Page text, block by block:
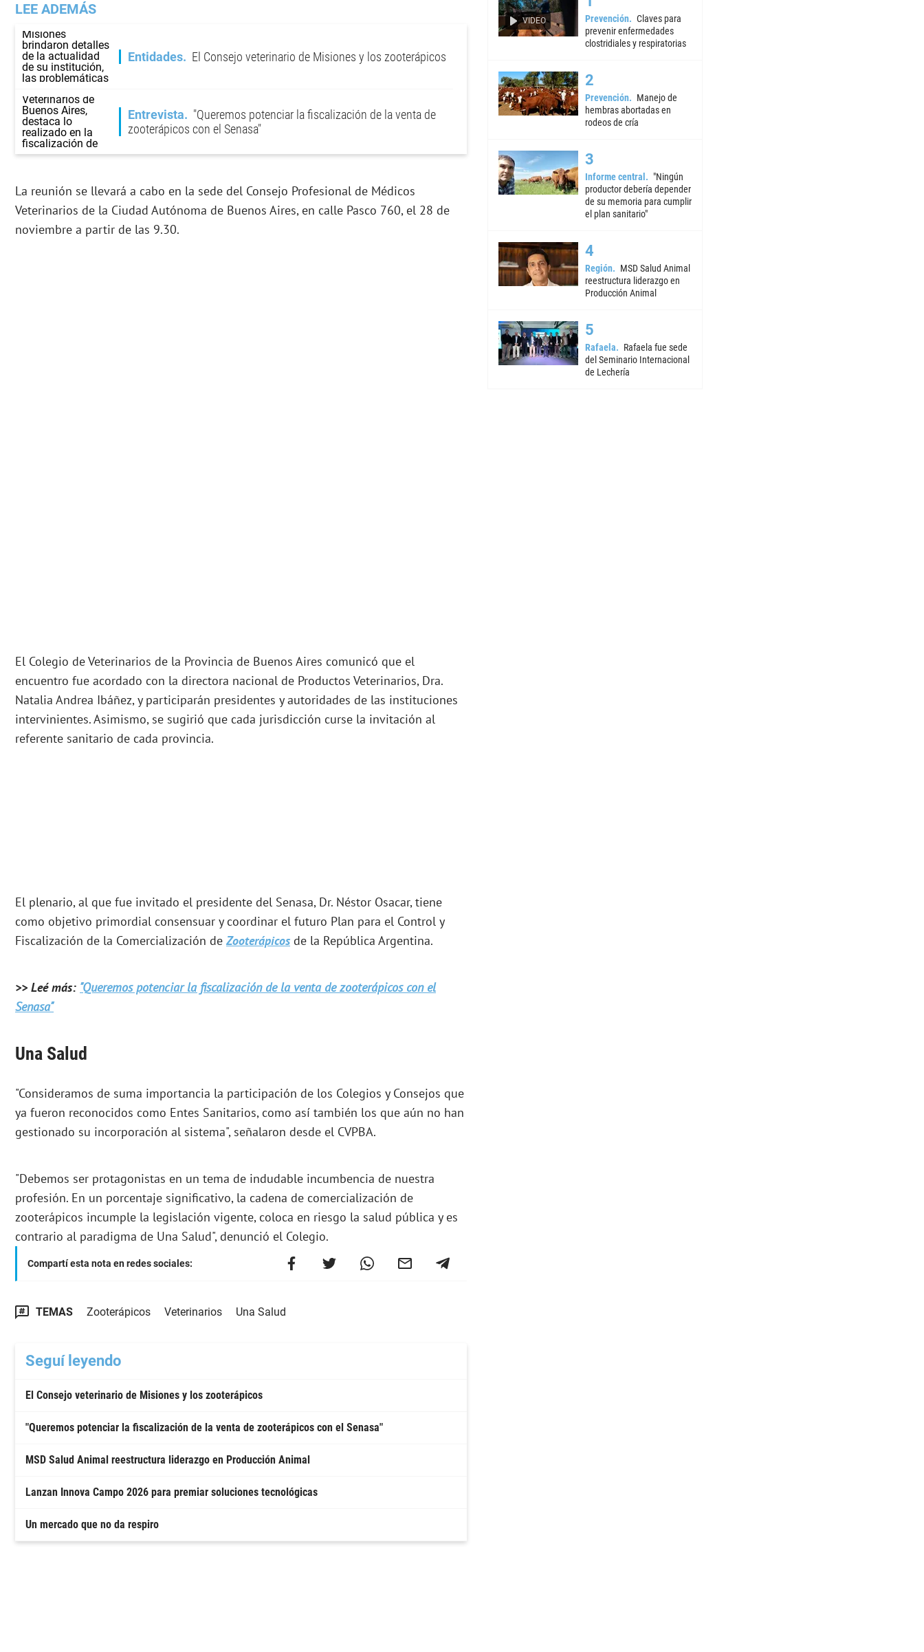
LEE ADEMÁS
Entidades El Consejo veterinario de Misiones y los zooterápicos
Entrevista
"Queremos potenciar la fiscalización de la venta de
zooterápicos con el Senasa"
La reunión se llevará a cabo en la sede del Consejo Profesional de Médicos
Veterinarios de la Ciudad Autónoma de Buenos Aires, en calle Pasco 760, el 28 de
noviembre a partir de las 9.30.
El Colegio de Veterinarios de la Provincia de Buenos Aires comunicó que el
encuentro fue acordado con la directora nacional de Productos Veterinarios, Dra.
Natalia Andrea Ibáñez, y participarán presidentes y autoridades de las instituciones
intervinientes. Asimismo, se sugirió que cada jurisdicción curse la invitación al
referente sanitario de cada provincia.
El plenario, al que fue invitado el presidente del Senasa, Dr. Néstor Osacar, tiene
como objetivo primordial consensuar y coordinar el futuro Plan para el Control y
Fiscalización de la Comercialización de Zooterápicos de la República Argentina.
>> Leé más: "Queremos potenciar la fiscalización de la venta de zooterápicos con el
Senasa"
Una Salud
"Consideramos de suma importancia la participación de los Colegios y Consejos que
ya fueron reconocidos como Entes Sanitarios, como así también los que aún no han
gestionado su incorporación al sistema", señalaron desde el CVPBA.
"Debemos ser protagonistas en un tema de indudable incumbencia de nuestra
profesión. En un porcentaje significativo, la cadena de comercialización de
zooterápicos incumple la legislación vigente, coloca en riesgo la salud pública y es
contrario al paradigma de Una Salud", denunció el Colegio.
Compartí esta nota en redes sociales:
TEMAS Zooterápicos Veterinarios Una Salud
Seguí leyendo
El Consejo veterinario de Misiones y los zooterápicos
"Queremos potenciar la fiscalización de la venta de zooterápicos con el Senasa"
MSD Salud Animal reestructura liderazgo en Producción Animal
Lanzan Innova Campo 2026 para premiar soluciones tecnológicas
Un mercado que no da respiro
VIDEO Prevención
Claves para
prevenir enfermedades
clostridiales y respiratorias
Prevención
Manejo de
hembras abortadas en
rodeos de cría
Informe central
"Ningún
productor debería depender
de su memoria para cumplir
el plan sanitario"
Región
MSD Salud Animal
reestructura liderazgo en
Producción Animal
Rafaela
Rafaela fue sede
del Seminario Internacional
de Lechería